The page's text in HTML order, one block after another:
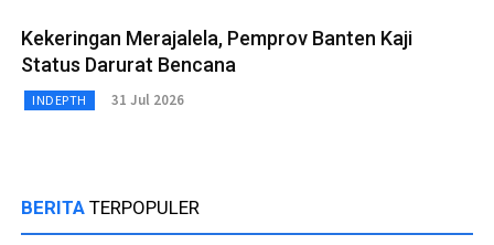
Kekeringan Merajalela, Pemprov Banten Kaji
Status Darurat Bencana
INDEPTH 31 Jul 2026
BERITA TERPOPULER